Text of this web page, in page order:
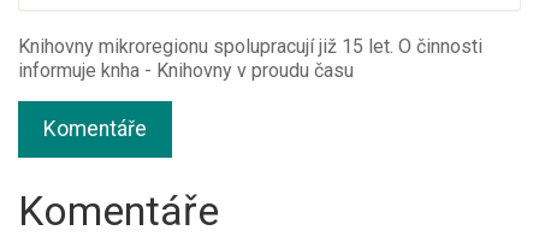
Knihovny mikroregionu spolupracují již 15 let. O činnosti
informuje knha - Knihovny v proudu času
Komentáře
Komentáře